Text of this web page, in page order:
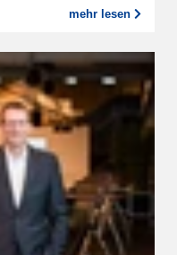
mehr lesen